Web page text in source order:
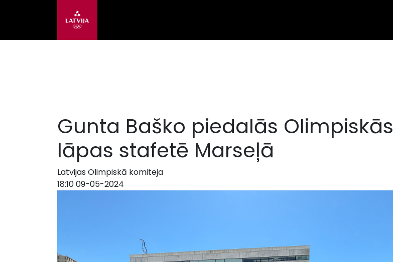
Gunta Baško piedalās Olimpiskās
lāpas stafetē Marseļā
Latvijas Olimpiskā komiteja
18:10 09-05-2024